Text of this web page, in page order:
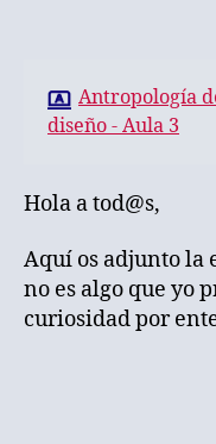
Antropología
diseño - Aula 3
Hola a tod@s,
Aquí os adjunto la
no es algo que yo
curiosidad por